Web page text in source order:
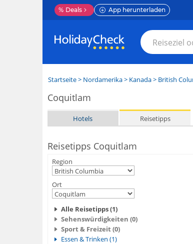
% Deals App herunterladen
Startseite> Nordamerika> Kanada> British
Coquitlam
Hotels Reisetipps
Reisetipps Coquitlam
Region
Ort
Alle Reisetipps (1)
Sehenswürdigkeiten (0)
Sport & Freizeit (0)
Essen & Trinken (1)